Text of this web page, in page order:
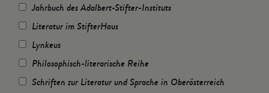
Jahrbuch des Adalbert-Stifter-Instituts
Literatur im StifterHaus
Lynkeus
Philosophisch-literarische Reihe
Schriften zur Literatur und Sprache in Oberösterreich